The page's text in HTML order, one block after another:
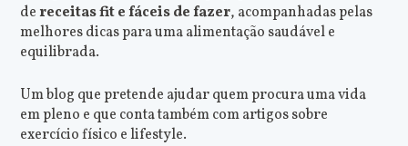
dereceitas fit e fáceis de fazer, acompanhadas pelas
melhores dicas para uma alimentação saudável e
equilibrada.
Um blog que pretende ajudar quem procura uma vida
em pleno e que conta também com artigos sobre
exercício físico e lifestyle.